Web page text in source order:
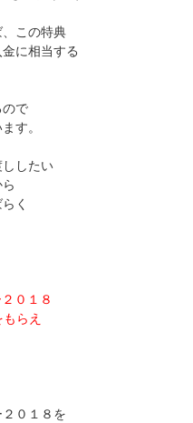
この特典
に相当する
ので
す。
したい
く
０１８
らえ
０１８を